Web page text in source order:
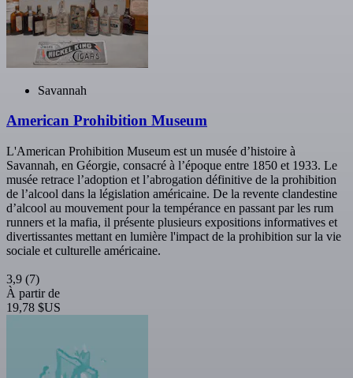
Savannah
American Prohibition Museum
L'American Prohibition Museum est un musée d’histoire à
Savannah, en Géorgie, consacré à l’époque entre 1850 et 1933. Le
musée retrace l’adoption et l’abrogation définitive de la prohibition
de l’alcool dans la législation américaine. De la revente clandestine
d’alcool au mouvement pour la tempérance en passant par les rum
runners et la mafia, il présente plusieurs expositions informatives et
divertissantes mettant en lumière l'impact de la prohibition sur la vie
sociale et culturelle américaine.
3,9 (7)
À partir de
19,78 $US